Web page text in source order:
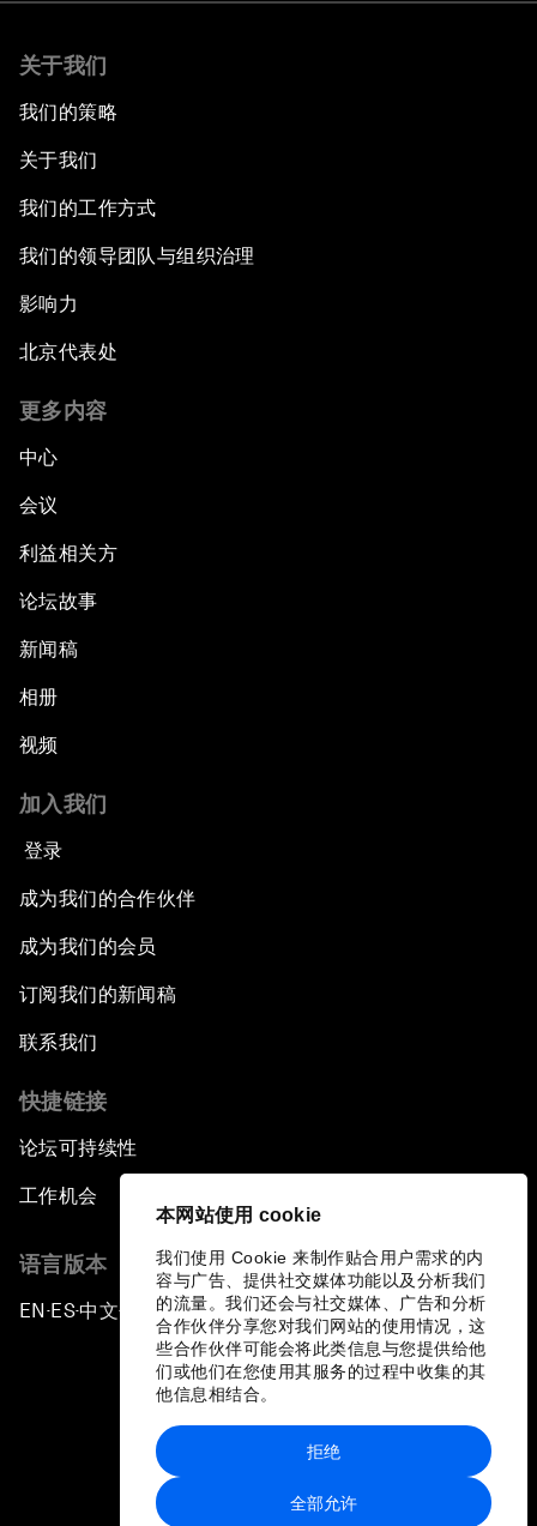
本网站使用 cookie
我们使用 Cookie 来制作贴合用户需求的内
容与广告、提供社交媒体功能以及分析我们
的流量。我们还会与社交媒体、广告和分析
合作伙伴分享您对我们网站的使用情况，这
些合作伙伴可能会将此类信息与您提供给他
们或他们在您使用其服务的过程中收集的其
他信息相结合。
全部允许
拒绝
关于我们
我们的策略
关于我们
我们的工作方式
我们的领导团队与组织治理
影响力
北京代表处
更多内容
中心
会议
利益相关方
论坛故事
新闻稿
相册
视频
加入我们
登录
成为我们的合作伙伴
成为我们的会员
订阅我们的新闻稿
联系我们
快捷链接
论坛可持续性
工作机会
语言版本
EN ▪ ES▪中文▪ 日本語
站点地图